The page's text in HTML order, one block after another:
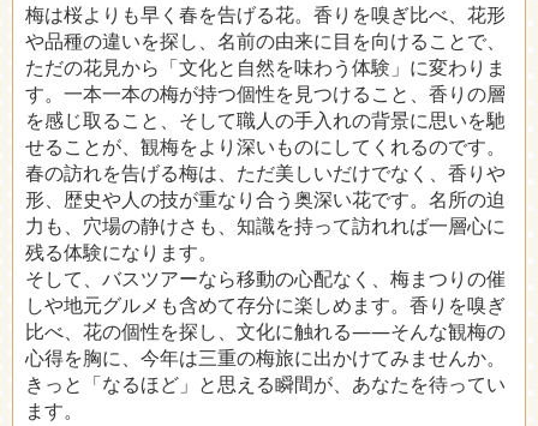
梅は桜よりも早く春を告げる花。香りを嗅ぎ比べ、花形
や品種の違いを探し、名前の由来に目を向けることで、
ただの花見から「文化と自然を味わう体験」に変わりま
す。一本一本の梅が持つ個性を見つけること、香りの層
を感じ取ること、そして職人の手入れの背景に思いを馳
せることが、観梅をより深いものにしてくれるのです。
春の訪れを告げる梅は、ただ美しいだけでなく、香りや
形、歴史や人の技が重なり合う奥深い花です。名所の迫
力も、穴場の静けさも、知識を持って訪れれば一層心に
残る体験になります。
そして、バスツアーなら移動の心配なく、梅まつりの催
しや地元グルメも含めて存分に楽しめます。香りを嗅ぎ
比べ、花の個性を探し、文化に触れる――そんな観梅の
心得を胸に、今年は三重の梅旅に出かけてみませんか。
きっと「なるほど」と思える瞬間が、あなたを待ってい
ます。